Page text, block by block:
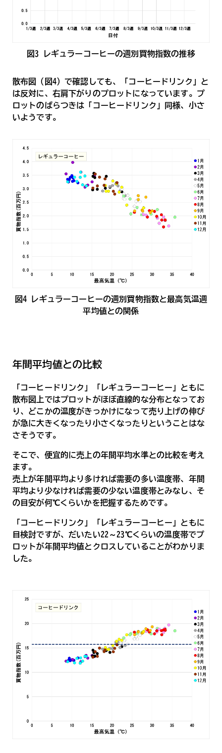
図3_レギュラーコーヒーの週別買物指数の推移
散布図（図4）で確認しても、「コーヒードリンク」と
は反対に、右肩下がりのプロットになっています。プ
ロットのばらつきは「コーヒードリンク」同様、小さ
いようです。
図4_レギュラーコーヒーの週別買物指数と最高気温週
平均値との関係
年間平均値との比較
「コーヒードリンク」「レギュラーコーヒー」ともに
散布図上ではプロットがほぼ直線的な分布となってお
り、どこかの温度がきっかけになって売り上げの伸び
が急に大きくなったり小さくなったりということはな
さそうです。
そこで、便宜的に売上の年間平均水準との比較を考え
ます。
売上が年間平均より多ければ需要の多い温度帯、年間
平均より少なければ需要の少ない温度帯とみなし、そ
の目安が何℃くらいかを把握するためです。
「コーヒードリンク」「レギュラーコーヒー」ともに
目検討ですが、だいたい22～23℃くらいの温度帯でプ
ロットが年間平均値とクロスしていることがわかりま
した。